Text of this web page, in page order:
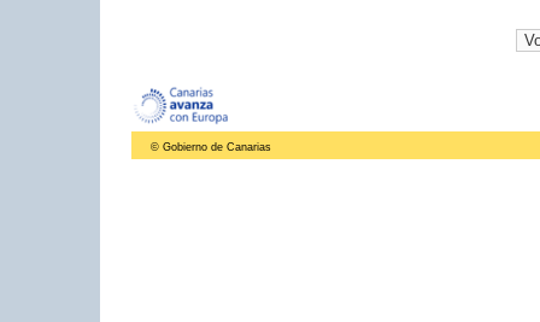
© Gobierno de Canarias